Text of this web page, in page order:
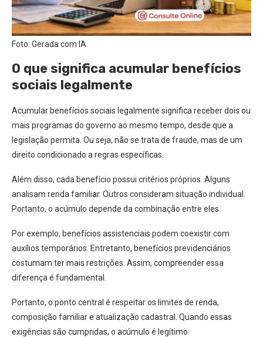
Foto: Gerada com IA
O que significa acumular benefícios
sociais legalmente
Acumular benefícios sociais legalmente significa receber dois ou
mais programas do governo ao mesmo tempo, desde que a
legislação permita. Ou seja, não se trata de fraude, mas de um
direito condicionado a regras específicas.
Além disso, cada benefício possui critérios próprios. Alguns
analisam renda familiar. Outros consideram situação individual.
Portanto, o acúmulo depende da combinação entre eles.
Por exemplo, benefícios assistenciais podem coexistir com
auxílios temporários. Entretanto, benefícios previdenciários
costumam ter mais restrições. Assim, compreender essa
diferença é fundamental.
Portanto, o ponto central é respeitar os limites de renda,
composição familiar e atualização cadastral. Quando essas
exigências são cumpridas, o acúmulo é legítimo.